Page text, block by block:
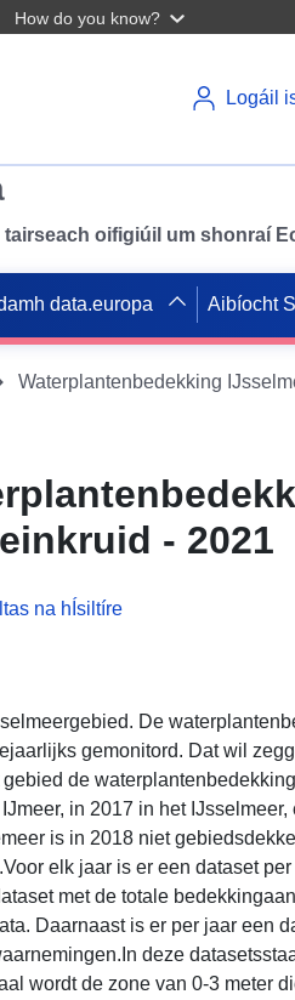
How do you know?
Logáil
tairseach oifigiúil um shonraí
data.europa Aibíocht
Waterplantenbedekking
- 2021
na hÍsiltíre
De
gemonitord. Dat wil
de
in 2017 in het
is in 2018 niet
elk jaar is er een dataset
met de totale
Daarnaast is er per jaar een
deze
wordt de zone van 0-3 meter